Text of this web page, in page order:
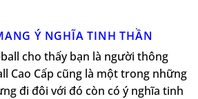
Ý NGHĨA TINH THẦN
cho thấy bạn là người thông
Cao Cấp cũng là một trong những
đi đôi với đó còn có ý nghĩa tinh